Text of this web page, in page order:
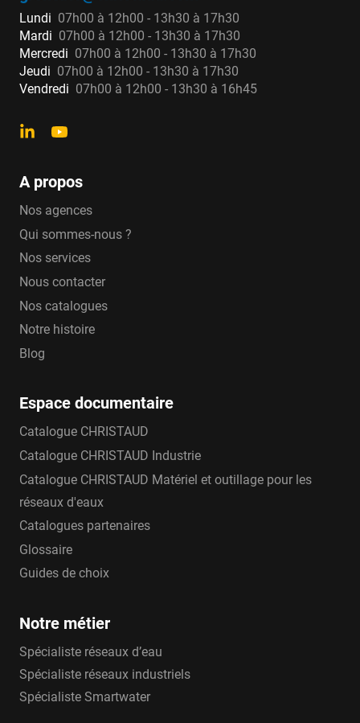
Lundi 07h00 à 12h00 - 13h30 à 17h30
Mardi 07h00 à 12h00 - 13h30 à 17h30
Mercredi 07h00 à 12h00 - 13h30 à 17h30
Jeudi 07h00 à 12h00 - 13h30 à 17h30
Vendredi 07h00 à 12h00 - 13h30 à 16h45
A propos
Nos agences
Qui sommes-nous ?
Nos services
Nous contacter
Nos catalogues
Notre histoire
Blog
Espace documentaire
Catalogue CHRISTAUD
Catalogue CHRISTAUD Industrie
Catalogue CHRISTAUD Matériel et outillage pour les
réseaux d'eaux
Catalogues partenaires
Glossaire
Guides de choix
Notre métier
Spécialiste réseaux d’eau
Spécialiste réseaux industriels
Spécialiste Smartwater